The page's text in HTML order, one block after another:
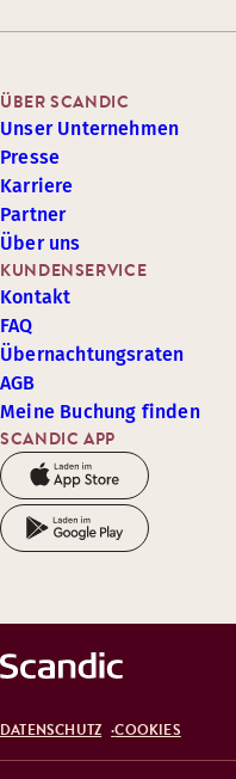
SCANDIC APP
KUNDENSERVICE
Kontakt
FAQ
Übernachtungsraten
AGB
Meine Buchung finden
ÜBER SCANDIC
Unser Unternehmen
Presse
Karriere
Partner
Über uns
DATENSCHUTZ COOKIES